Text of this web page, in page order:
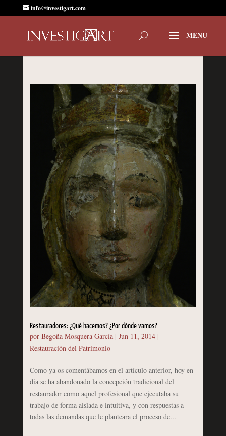
info@investigart.com
Restauradores: ¿Qué hacemos? ¿Por dónde vamos?
por Begoña Mosquera García| Jun 11, 2014|
Restauración del Patrimonio
Como ya os comentábamos en el artículo anterior, hoy en
día se ha abandonado la concepción tradicional del
restaurador como aquel profesional que ejecutaba su
trabajo de forma aislada e intuitiva, y con respuestas a
todas las demandas que le planteara el proceso de...